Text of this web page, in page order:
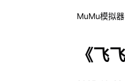
MuMu模拟器
《飞